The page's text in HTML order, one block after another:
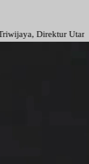
Utama :